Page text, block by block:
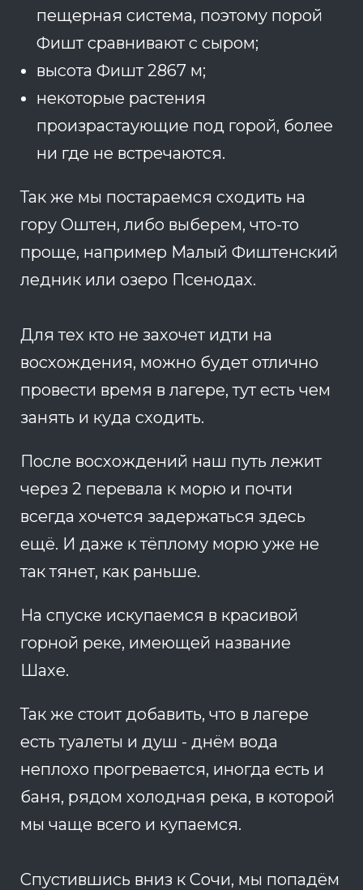
пещерная система, поэтому порой
Фишт сравнивают с сыром;
высота Фишт 2867 м;
некоторые растения
произрастаующие под горой, более
ни где не встречаются.
Так же мы постараемся сходить на
гору Оштен, либо выберем, что-то
проще, например Малый Фиштенский
ледник или озеро Псенодах.
Для тех кто не захочет идти на
восхождения, можно будет отлично
провести время в лагере, тут есть чем
занять и куда сходить.
После восхождений наш путь лежит
через 2 перевала к морю и почти
всегда хочется задержаться здесь
ещё. И даже к тёплому морю уже не
так тянет, как раньше.
На спуске искупаемся в красивой
горной реке, имеющей название
Шахе.
Так же стоит добавить, что в лагере
есть туалеты и душ - днём вода
неплохо прогревается, иногда есть и
баня, рядом холодная река, в которой
мы чаще всего и купаемся.
Спустившись вниз к Сочи, мы попадём